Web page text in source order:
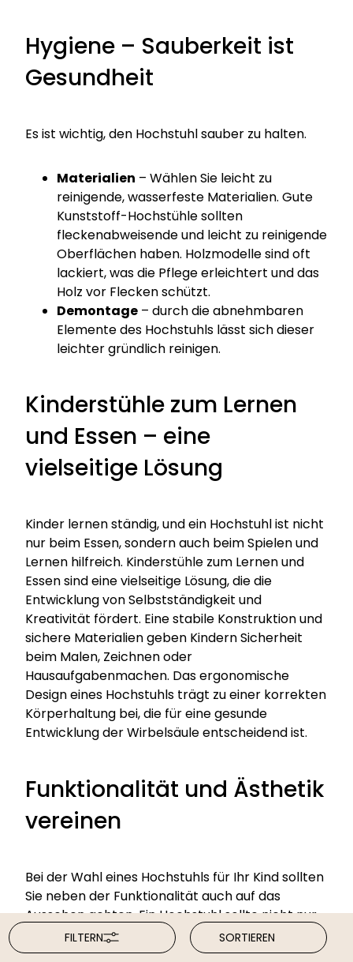
FILTERN SORTIEREN
Hygiene – Sauberkeit ist
Gesundheit
Es ist wichtig, den Hochstuhl sauber zu halten.
Materialien – Wählen Sie leicht zu
reinigende, wasserfeste Materialien. Gute
Kunststoff-Hochstühle sollten
fleckenabweisende und leicht zu reinigende
Oberflächen haben. Holzmodelle sind oft
lackiert, was die Pflege erleichtert und das
Holz vor Flecken schützt.
Demontage – durch die abnehmbaren
Elemente des Hochstuhls lässt sich dieser
leichter gründlich reinigen.
Kinderstühle zum Lernen
und Essen – eine
vielseitige Lösung
Kinder lernen ständig, und ein Hochstuhl ist nicht
nur beim Essen, sondern auch beim Spielen und
Lernen hilfreich. Kinderstühle zum Lernen und
Essen sind eine vielseitige Lösung, die die
Entwicklung von Selbstständigkeit und
Kreativität fördert. Eine stabile Konstruktion und
sichere Materialien geben Kindern Sicherheit
beim Malen, Zeichnen oder
Hausaufgabenmachen. Das ergonomische
Design eines Hochstuhls trägt zu einer korrekten
Körperhaltung bei, die für eine gesunde
Entwicklung der Wirbelsäule entscheidend ist.
Funktionalität und Ästhetik
vereinen
Bei der Wahl eines Hochstuhls für Ihr Kind sollten
Sie neben der Funktionalität auch auf das
Aussehen achten. Ein Hochstuhl sollte nicht nur
praktisch, sondern auch ästhetisch
ansprechend sein und sich harmonisch in Ihre